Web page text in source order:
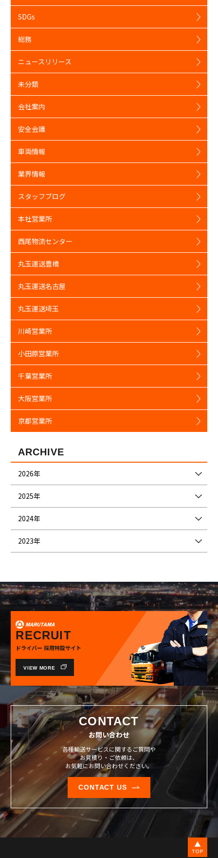
SDGs
総務
ニュースリリース
未分類
会社案内
安全会議
車両情報
業界情報
スタッフブログ
本社営業所
西尾物流センター
丸玉運送豊橋
丸玉運送名古屋
丸玉運送埼玉
川崎営業所
小田原営業所
千葉営業所
大阪営業所
京都営業所
ARCHIVE
2026年
2025年
2024年
2023年
RECRUIT
ドライバー 採用特設サイト
VIEW MORE
CONTACT
お問い合わせ
各種輸送サービスに関するご質問や
お見積り・ご依頼は、
お気軽にお問い合わせください。
CONTACT US